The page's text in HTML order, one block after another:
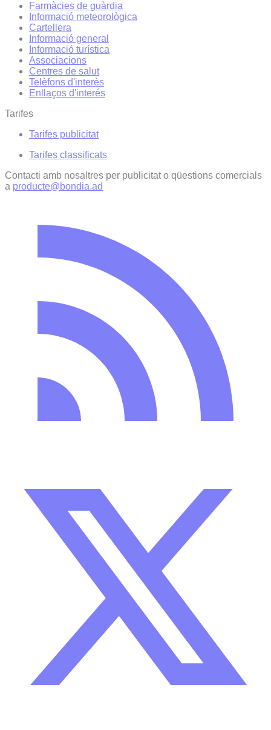
Farmàcies de guàrdia
Informació meteorològica
Cartellera
Informació general
Informació turística
Associacions
Centres de salut
Telèfons d'interès
Enllaços d'interés
Tarifes
Tarifes publicitat
Tarifes classificats
Contacti amb nosaltres per publicitat o qüestions comercials
a producte@bondia.ad